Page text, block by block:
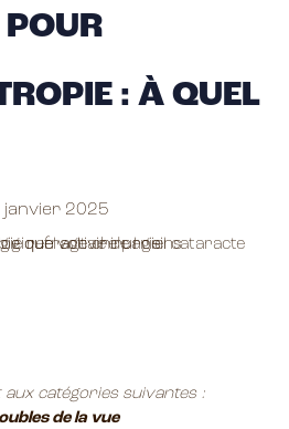
: À QUEL
janvier 2025
catégories suivantes :
de la vue